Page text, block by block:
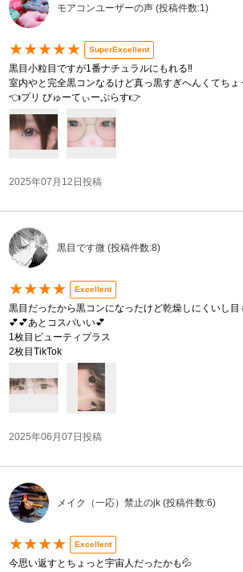
モアコンユーザーの声 (投稿件数:1)
★★★★★ SuperExcellent
黒目小粒目ですが1番ナチュラルにもれる‼️
室内やと完全黒コンなるけど真っ黒すぎへんくてちょ
👈プリ びゅーてぃーぷらす👉
2025年07月12日投稿
黒目です微 (投稿件数:8)
★★★★ Excellent
黒目だったから黒コンになったけど乾燥しにくいし目
💕💕あとコスパいい💕
1枚目ビューティプラス
2枚目TikTok
2025年06月07日投稿
メイク（一応）禁止のjk (投稿件数:6)
★★★★ Excellent
今思い返すとちょっと宇宙人だったかも💦